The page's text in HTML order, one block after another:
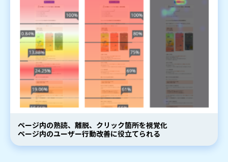
ページ内の熟読、離脱、クリック箇所を視覚化
ページ内のユーザー行動改善に役立てられる